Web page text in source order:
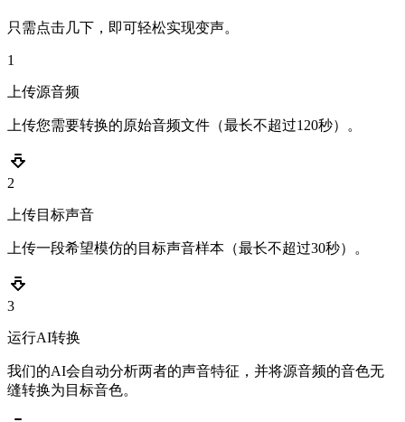
只需点击几下，即可轻松实现变声。
1
上传源音频
上传您需要转换的原始音频文件（最长不超过120秒）。
2
上传目标声音
上传一段希望模仿的目标声音样本（最长不超过30秒）。
3
运行AI转换
我们的AI会自动分析两者的声音特征，并将源音频的音色无
缝转换为目标音色。